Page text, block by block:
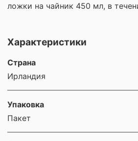
ложки на чайник 450 мл, в
Характеристики
Страна
Ирландия
Упаковка
Пакет